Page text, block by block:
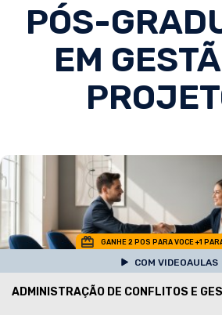
PÓS-
EM
GANHE 2 POS PARA VOCE +1
COM VIDEOAULAS
ADMINISTRAÇÃO DE CONFLITOS E